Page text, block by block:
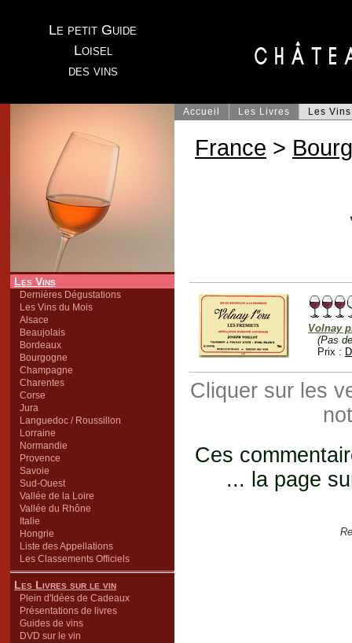
Le petit Guide
Loisel
des vins
Les Vins
Dernières Dégustations
Les Vins du Mois
Alsace
Beaujolais
Bordeaux
Bourgogne
Champagne
Charentes
Corse
Jura
Languedoc / Roussillon
Lorraine
Normandie
Provence
Savoie
Sud-Ouest
Vallée de la Loire
Vallée du Rhône
Italie
Hongrie
Liste des Appellations
Les Classements Officiels
Les Livres sur le vin
Plein d'Idées de Cadeaux
Présentations de livres
Guides de vins
DVD sur le vin
Accueil Les Livres Les Vins
France >
Volnay
(Pas
Prix :
Cliquer sur les
Ces
... la page